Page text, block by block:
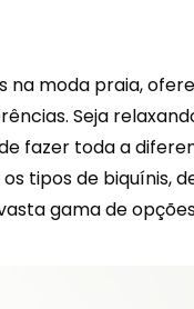
na moda praia,
Seja
fazer toda a
tipos de biquínis,
gama de